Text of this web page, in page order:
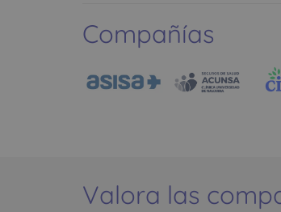
Compañías
Valora las